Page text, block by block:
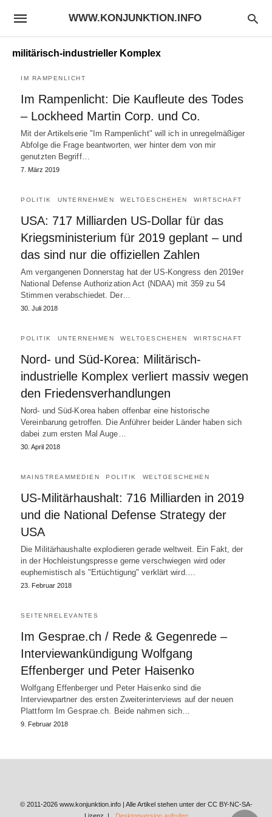
WWW.KONJUNKTION.INFO
militärisch-industrieller Komplex
IM RAMPENLICHT
Im Rampenlicht: Die Kaufleute des Todes
– Lockheed Martin Corp. und Co.
Mit der Artikelserie "Im Rampenlicht" will ich in unregelmäßiger
Abfolge die Frage beantworten, wer hinter dem von mir
genutzten Begriff…
7. März 2019
POLITIK UNTERNEHMEN WELTGESCHEHEN WIRTSCHAFT
USA: 717 Milliarden US-Dollar für das
Kriegsministerium für 2019 geplant – und
das sind nur die offiziellen Zahlen
Am vergangenen Donnerstag hat der US-Kongress den 2019er
National Defense Authorization Act (NDAA) mit 359 zu 54
Stimmen verabschiedet. Der…
30. Juli 2018
POLITIK UNTERNEHMEN WELTGESCHEHEN WIRTSCHAFT
Nord- und Süd-Korea: Militärisch-
industrielle Komplex verliert massiv wegen
den Friedensverhandlungen
Nord- und Süd-Korea haben offenbar eine historische
Vereinbarung getroffen. Die Anführer beider Länder haben sich
dabei zum ersten Mal Auge…
30. April 2018
MAINSTREAMMEDIEN POLITIK WELTGESCHEHEN
US-Militärhaushalt: 716 Milliarden in 2019
und die National Defense Strategy der
USA
Die Militärhaushalte explodieren gerade weltweit. Ein Fakt, der
in der Hochleistungspresse gerne verschwiegen wird oder
euphemistisch als "Ertüchtigung" verklärt wird.…
23. Februar 2018
SEITENRELEVANTES
Im Gesprae.ch / Rede & Gegenrede –
Interviewankündigung Wolfgang
Effenberger und Peter Haisenko
Wolfgang Effenberger und Peter Haisenko sind die
Interviewpartner des ersten Zweiterinterviews auf der neuen
Plattform Im Gesprae.ch. Beide nahmen sich…
9. Februar 2018
© 2011-2026 www.konjunktion.info | Alle Artikel stehen unter der CC BY-NC-SA-